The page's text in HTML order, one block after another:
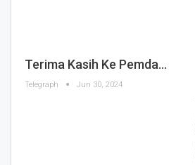
Terima Kasih Ke Pemda…
Telegraph Jun 30, 2024